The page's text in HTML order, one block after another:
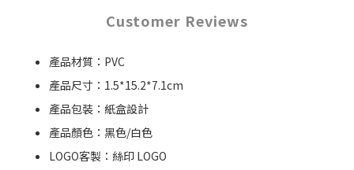
Customer Reviews
產品材質：PVC
產品尺寸：1.5*15.2*7.1cm
產品包裝：紙盒設計
產品顏色：黑色/白色
LOGO客製：絲印 LOGO